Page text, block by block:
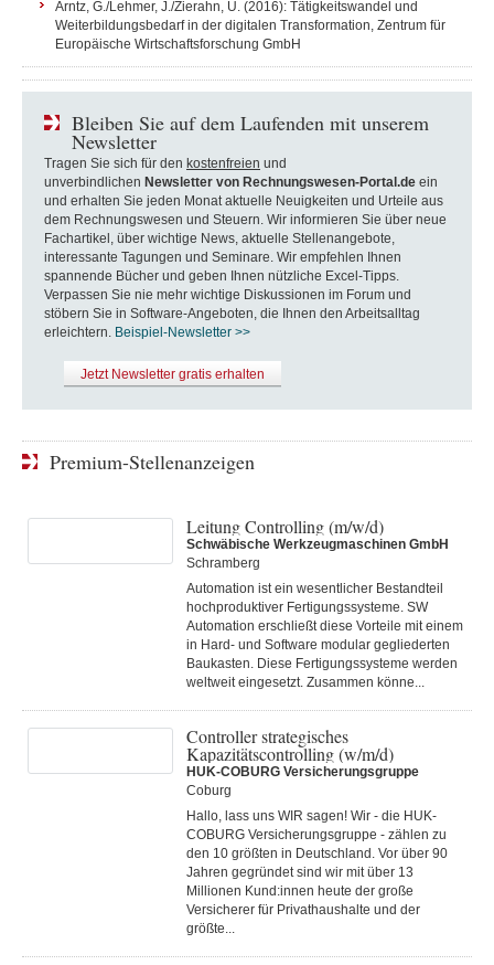
Arntz, G./Lehmer, J./Zierahn, U. (2016): Tätigkeitswandel und
Weiterbildungsbedarf in der digitalen Transformation, Zentrum für
Europäische Wirtschaftsforschung GmbH
Bleiben Sie auf dem Laufenden mit unserem
Newsletter
Tragen Sie sich für den kostenfreien und
unverbindlichen Newsletter von Rechnungswesen-Portal.de ein
und erhalten Sie jeden Monat aktuelle Neuigkeiten und Urteile aus
dem Rechnungswesen und Steuern. Wir informieren Sie über neue
Fachartikel, über wichtige News, aktuelle Stellenangebote,
interessante Tagungen und Seminare. Wir empfehlen Ihnen
spannende Bücher und geben Ihnen nützliche Excel-Tipps.
Verpassen Sie nie mehr wichtige Diskussionen im Forum und
stöbern Sie in Software-Angeboten, die Ihnen den Arbeitsalltag
erleichtern. Beispiel-Newsletter >>
Jetzt Newsletter gratis erhalten
Premium-Stellenanzeigen
Leitung Controlling (m/w/d)
Schwäbische Werkzeugmaschinen GmbH
Schramberg
Automation ist ein wesentlicher Bestandteil
hochproduktiver Fertigungssysteme. SW
Automation erschließt diese Vorteile mit einem
in Hard- und Software modular gegliederten
Baukasten. Diese Fertigungs­systeme werden
weltweit eingesetzt. Zusammen könne...
Controller strategisches
Kapazitätscontrolling (w/m/d)
HUK-COBURG Versicherungsgruppe
Coburg
Hallo, lass uns WIR sagen! Wir - die HUK-
COBURG Versicherungsgruppe - zählen zu
den 10 größten in Deutschland. Vor über 90
Jahren gegründet sind wir mit über 13
Millionen Kund:innen heute der große
Versicherer für Privathaushalte und der
größte...